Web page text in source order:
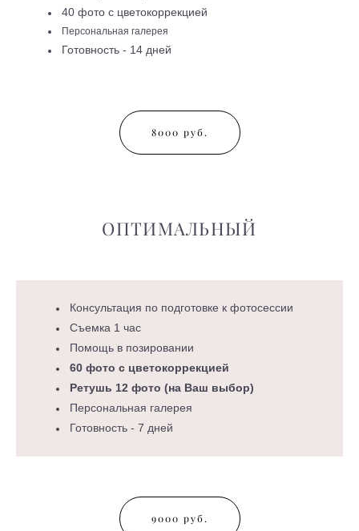
40 фото с цветокоррекцией
Персональная галерея
Готовность - 14 дней
8000 руб.
ОПТИМАЛЬНЫЙ
Консультация по подготовке к фотосессии
Съемка 1 час
Помощь в позировании
60 фото с цветокоррекцией
Ретушь 12 фото (на Ваш выбор)
Персональная галерея
Готовность - 7 дней
9000 руб.